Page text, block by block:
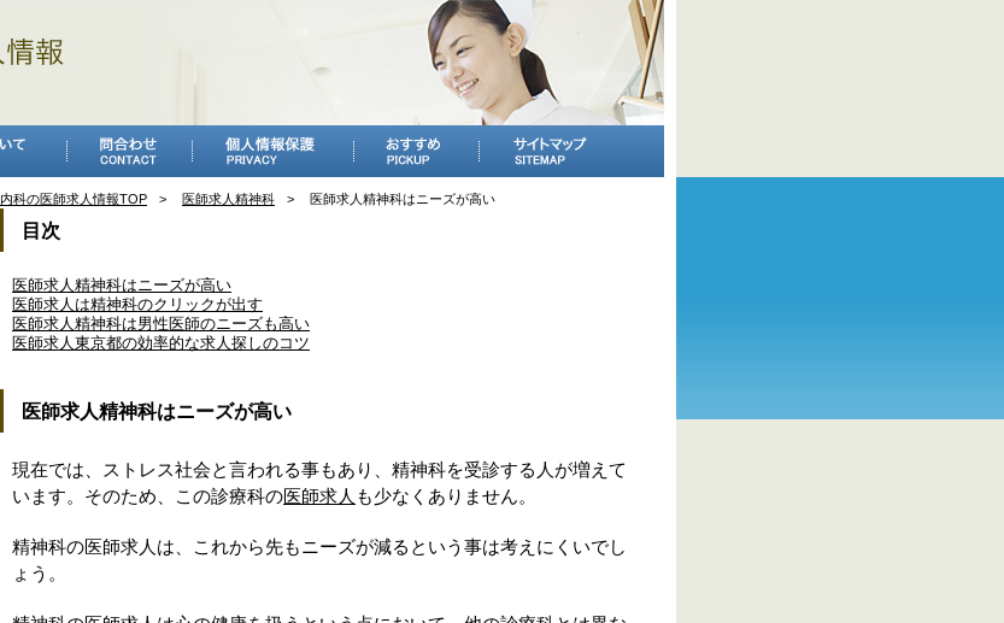
内科の医師求人情報TOP 医師求人精神科 医師求人精神科はニーズが高い
目次
医師求人精神科はニーズが高い
医師求人は精神科のクリックが出す
医師求人精神科は男性医師のニーズも高い
医師求人東京都の効率的な求人探しのコツ
医師求人精神科はニーズが高い
現在では、ストレス社会と言われる事もあり、精神科を受診する人が増えて
います。そのため、この診療科の医師求人 も少なくありません。
精神科の医師求人は、これから先もニーズが減るという事は考えにくいでし
ょう。